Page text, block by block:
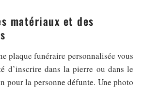
matériaux et des
plaque funéraire personnalisée vous
d’inscrire dans la pierre ou dans le
pour la personne défunte. Une photo